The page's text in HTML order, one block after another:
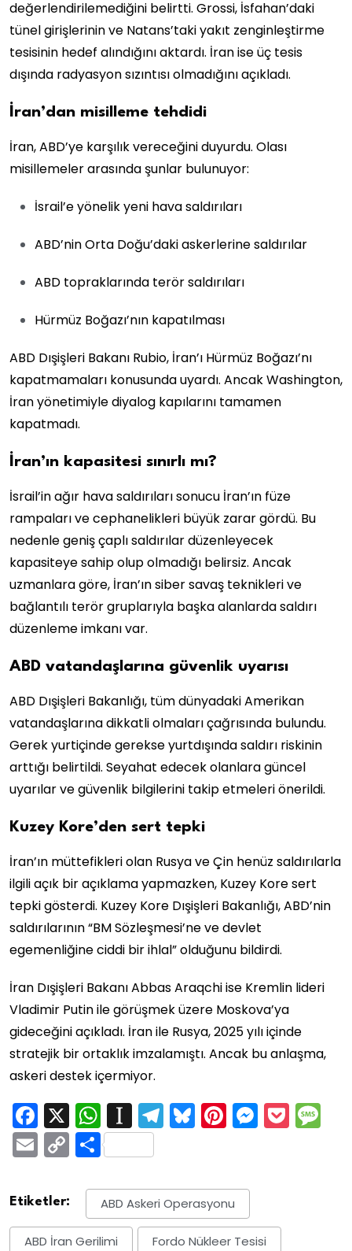
değerlendirilemediğini belirtti. Grossi, İsfahan’daki
tünel girişlerinin ve Natans’taki yakıt zenginleştirme
tesisinin hedef alındığını aktardı. İran ise üç tesis
dışında radyasyon sızıntısı olmadığını açıkladı.
İran’dan misilleme tehdidi
İran, ABD’ye karşılık vereceğini duyurdu. Olası
misillemeler arasında şunlar bulunuyor:
İsrail’e yönelik yeni hava saldırıları
ABD’nin Orta Doğu’daki askerlerine saldırılar
ABD topraklarında terör saldırıları
Hürmüz Boğazı’nın kapatılması
ABD Dışişleri Bakanı Rubio, İran’ı Hürmüz Boğazı’nı
kapatmamaları konusunda uyardı. Ancak Washington,
İran yönetimiyle diyalog kapılarını tamamen
kapatmadı.
İran’ın kapasitesi sınırlı mı?
İsrail’in ağır hava saldırıları sonucu İran’ın füze
rampaları ve cephanelikleri büyük zarar gördü. Bu
nedenle geniş çaplı saldırılar düzenleyecek
kapasiteye sahip olup olmadığı belirsiz. Ancak
uzmanlara göre, İran’ın siber savaş teknikleri ve
bağlantılı terör gruplarıyla başka alanlarda saldırı
düzenleme imkanı var.
ABD vatandaşlarına güvenlik uyarısı
ABD Dışişleri Bakanlığı, tüm dünyadaki Amerikan
vatandaşlarına dikkatli olmaları çağrısında bulundu.
Gerek yurtiçinde gerekse yurtdışında saldırı riskinin
arttığı belirtildi. Seyahat edecek olanlara güncel
uyarılar ve güvenlik bilgilerini takip etmeleri önerildi.
Kuzey Kore’den sert tepki
İran’ın müttefikleri olan Rusya ve Çin henüz saldırılarla
ilgili açık bir açıklama yapmazken, Kuzey Kore sert
tepki gösterdi. Kuzey Kore Dışişleri Bakanlığı, ABD’nin
saldırılarının “BM Sözleşmesi’ne ve devlet
egemenliğine ciddi bir ihlal” olduğunu bildirdi.
İran Dışişleri Bakanı Abbas Araqchi ise Kremlin lideri
Vladimir Putin ile görüşmek üzere Moskova’ya
gideceğini açıkladı. İran ile Rusya, 2025 yılı içinde
stratejik bir ortaklık imzalamıştı. Ancak bu anlaşma,
askeri destek içermiyor.
Facebook
X WhatsApp
Instapaper
Telegram
Bluesky
Pinterest
EmailCopy
Link
Share
Etiketler: ABD Askeri Operasyonu
ABD İran Gerilimi Fordo Nükleer Tesisi